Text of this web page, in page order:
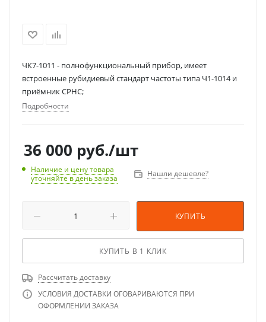
ЧК7-1011 - полнофункциональный прибор, имеет
встроенные рубидиевый стандарт частоты типа Ч1-1014 и
приёмник СРНС;
Подробности
36 000 руб./шт
Наличие и цену товара
уточняйте в день заказа
Нашли дешевле?
КУПИТЬ
КУПИТЬ В 1 КЛИК
Рассчитать доставку
УСЛОВИЯ ДОСТАВКИ ОГОВАРИВАЮТСЯ ПРИ
ОФОРМЛЕНИИ ЗАКАЗА